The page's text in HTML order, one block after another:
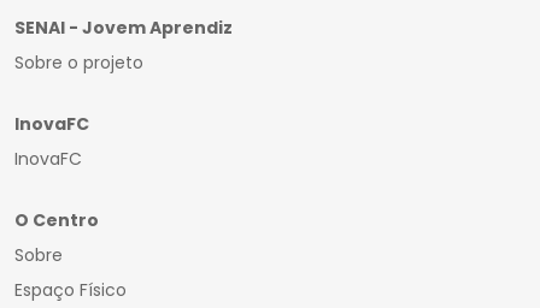
SENAI - Jovem Aprendiz
Sobre o projeto
InovaFC
InovaFC
O Centro
Sobre
Espaço Físico